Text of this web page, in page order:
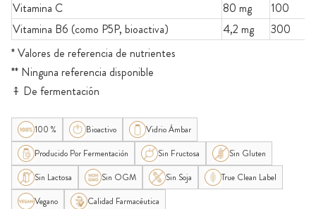
Vitamina C 80 mg
100
Vitamina B6 (como P5P, bioactiva)
4,2 mg
300
* Valores de referencia de nutrientes
** Ninguna referencia disponible
⤉ De fermentación
100 % Bioactivo
Vidrio Ámbar
Producido Por Fermentación
Sin Fructosa
Sin Gluten
Sin Lactosa
Sin OGM Sin Soja
True Clean Label
Vegano
Calidad Farmacéutica